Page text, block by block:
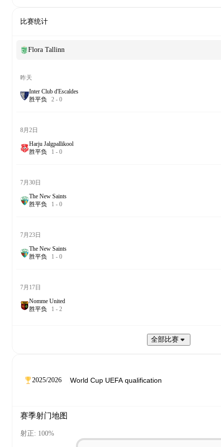
比赛统计
Flora Tallinn
昨天
Inter Club d'Escaldes
胜平负 2 - 0
8月2日
Harju Jalgpallikool
胜平负 1 - 0
7月30日
The New Saints
胜平负 1 - 0
7月23日
The New Saints
胜平负 1 - 0
7月17日
Nomme United
胜平负 1 - 2
全部比赛
2025/2026
赛季射门地图
射正: 100%